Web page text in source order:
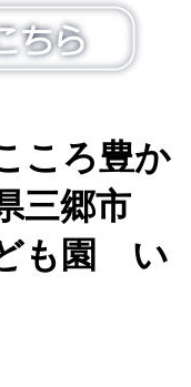
ころ豊か
三郷市
も園 い